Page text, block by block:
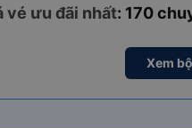
vé ưu đãi nhất: 170
Xem